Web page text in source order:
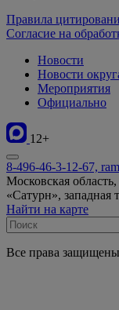
Правила
Согласие на
Новости
Новости
Мероприятия
Официально
12+
8-496-46-3-12-67,
Московская
«Сатурн», западная
Найти на карте
Все права